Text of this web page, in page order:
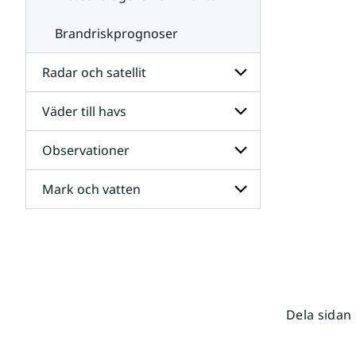
Brandriskprognoser
Radar och satellit
Undersidor
för
Radar
och
satellit
Väder till havs
Undersidor
för
Väder
till
havs
Observationer
Undersidor
för
Mark och vatten
Dela sidan